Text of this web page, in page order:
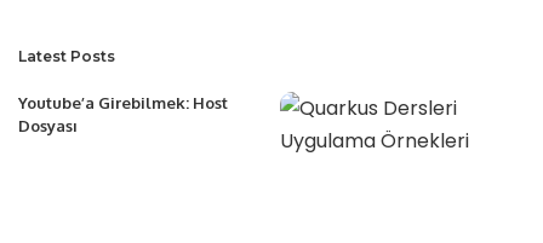
Latest Posts
Youtube’a Girebilmek: Host
Dosyası